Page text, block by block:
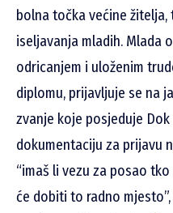
bolna točka većine
iseljavanja mladih. Mlada
odricanjem i uloženim
diplomu, prijavljuje se na
zvanje koje posjeduje
dokumentaciju za prijavu
“imaš li vezu za posao
će dobiti to radno